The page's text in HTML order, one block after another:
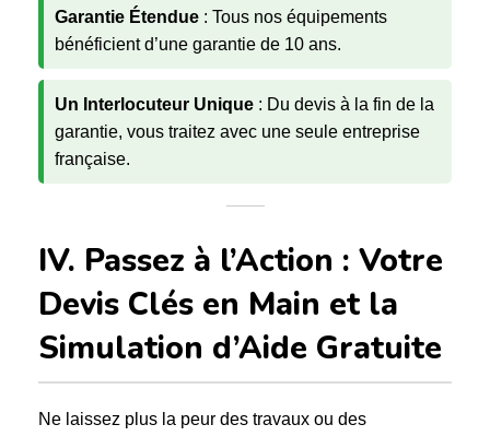
Garantie Étendue : Tous nos équipements
bénéficient d’une garantie de 10 ans.
Un Interlocuteur Unique : Du devis à la fin de la
garantie, vous traitez avec une seule entreprise
française.
IV. Passez à l’Action : Votre
Devis Clés en Main et la
Simulation d’Aide Gratuite
Ne laissez plus la peur des travaux ou des